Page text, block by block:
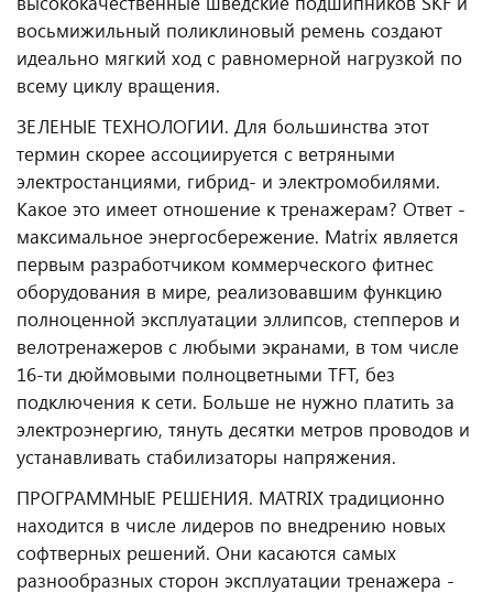
восьмижильный поликлиновый ремень создают
идеально мягкий ход с равномерной нагрузкой по
всему циклу вращения.
ЗЕЛЕНЫЕ ТЕХНОЛОГИИ. Для большинства этот
термин скорее ассоциируется с ветряными
электростанциями, гибрид- и электромобилями.
Какое это имеет отношение к тренажерам? Ответ -
максимальное энергосбережение. Matrix является
первым разработчиком коммерческого фитнес
оборудования в мире, реализовавшим функцию
полноценной эксплуатации эллипсов, степперов и
велотренажеров с любыми экранами, в том числе
16-ти дюймовыми полноцветными TFT, без
подключения к сети. Больше не нужно платить за
электроэнергию, тянуть десятки метров проводов и
устанавливать стабилизаторы напряжения.
ПРОГРАММНЫЕ РЕШЕНИЯ. MATRIX традиционно
находится в числе лидеров по внедрению новых
софтверных решений. Они касаются самых
разнообразных сторон эксплуатации тренажера -